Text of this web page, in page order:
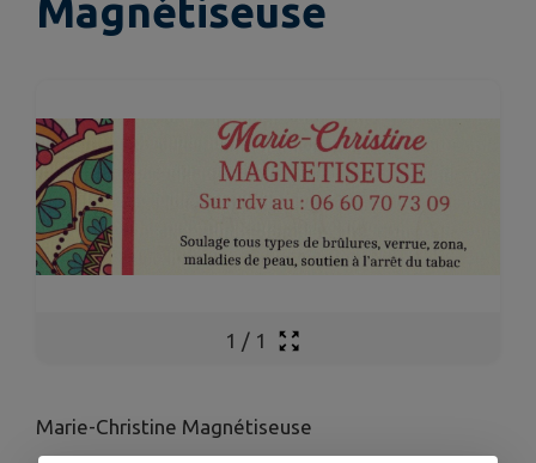
Magnétiseuse
1 / 1
Marie-Christine Magnétiseuse